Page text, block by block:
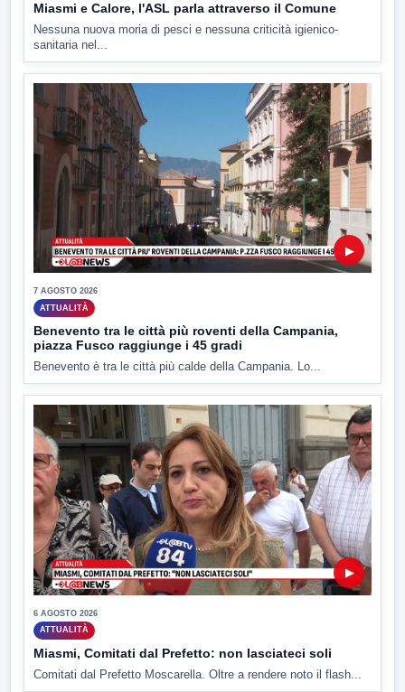
Miasmi e Calore, l'ASL parla attraverso il Comune
Nessuna nuova moria di pesci e nessuna criticità igienico-
sanitaria nel...
▶
7 AGOSTO 2026
ATTUALITÀ
Benevento tra le città più roventi della Campania,
piazza Fusco raggiunge i 45 gradi
Benevento è tra le città più calde della Campania. Lo...
▶
6 AGOSTO 2026
ATTUALITÀ
Miasmi, Comitati dal Prefetto: non lasciateci soli
Comitati dal Prefetto Moscarella. Oltre a rendere noto il flash...